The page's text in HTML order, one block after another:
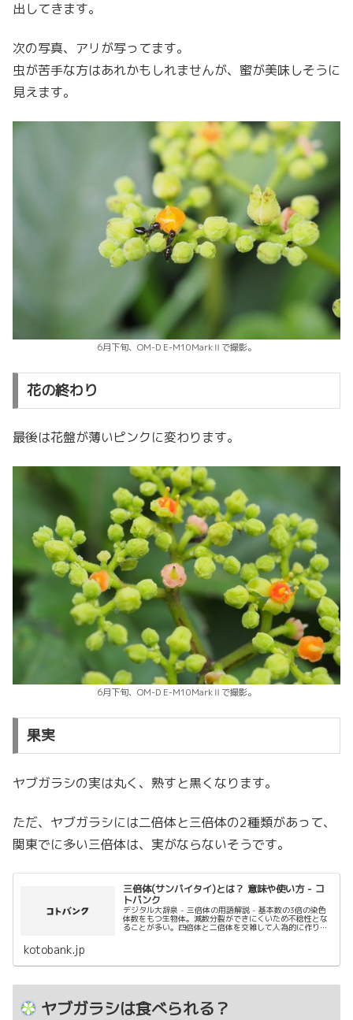
出してきます。
次の写真、アリが写ってます。
虫が苦手な方はあれかもしれませんが、蜜が美味しそうに
見えます。
6月下旬、OM-D E-M10MarkⅡで撮影。
花の終わり
最後は花盤が薄いピンクに変わります。
6月下旬、OM-D E-M10MarkⅡで撮影。
果実
ヤブガラシの実は丸く、熟すと黒くなります。
ただ、ヤブガラシには二倍体と三倍体の2種類があって、
関東でに多い三倍体は、実がならないそうです。
三倍体(サンバイタイ)とは？ 意味や使い方 - コ
トバンク
デジタル大辞泉 - 三倍体の用語解説 - 基本数の3倍の染色
体数をもつ生物体。減数分裂ができにくいため不稔性とな
ることが多い。四倍体と二倍体を交雑して人為的に作り、
kotobank.jp
ヤブガラシは食べられる？